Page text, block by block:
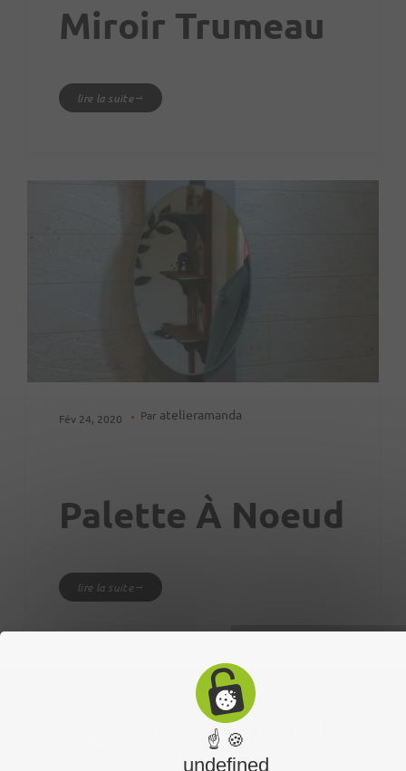
Miroir Trumeau
lire la suite
Fév 24, 2020 Par atelieramanda
Palette À Noeud
lire la suite
☝ 🍪
undefined